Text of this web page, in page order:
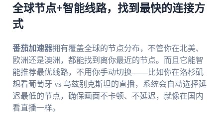
全球节点+智能线路，找到最快的连接方
式
番茄加速器拥有覆盖全球的节点分布，不管你在北美、
欧洲还是澳洲，都能找到离你最近的节点。而且它能智
能推荐最优线路，不用你手动切换——比如你在洛杉矶
想看葡萄牙 vs 乌兹别克斯坦的直播，系统会自动选择延
迟最低的节点，确保画面不卡顿、不延迟，就像在国内
看直播一样。